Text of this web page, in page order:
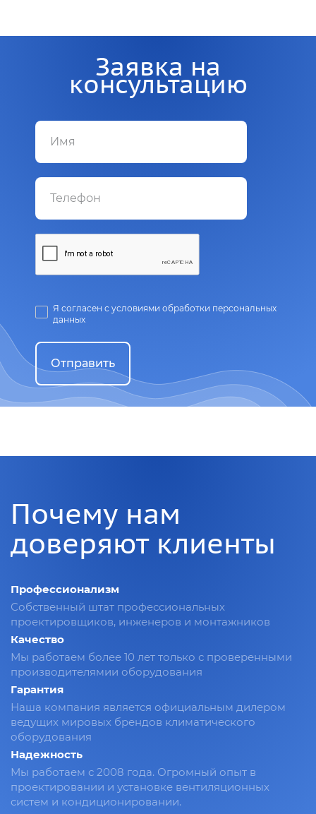
Заявка на
консультацию
Я согласен с условиями обработки персональных
данных
Отправить
Почему нам
доверяют клиенты
Профессионализм
Собственный штат профессиональных
проектировщиков, инженеров и монтажников
Качество
Мы работаем более 10 лет только с проверенными
производителямии оборудования
Гарантия
Наша компания является официальным дилером
ведущих мировых брендов климатического
оборудования
Надежность
Мы работаем с 2008 года. Огромный опыт в
проектировании и установке вентиляционных
систем и кондиционировании.